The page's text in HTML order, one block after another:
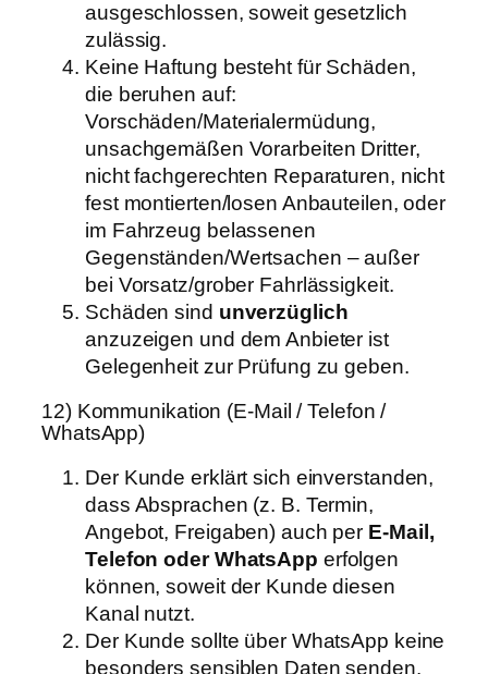
ausgeschlossen, soweit gesetzlich
zulässig.
Keine Haftung besteht für Schäden,
die beruhen auf:
Vorschäden/Materialermüdung,
unsachgemäßen Vorarbeiten Dritter,
nicht fachgerechten Reparaturen, nicht
fest montierten/losen Anbauteilen, oder
im Fahrzeug belassenen
Gegenständen/Wertsachen – außer
bei Vorsatz/grober Fahrlässigkeit.
Schäden sind unverzüglich
anzuzeigen und dem Anbieter ist
Gelegenheit zur Prüfung zu geben.
12) Kommunikation (E-Mail / Telefon /
WhatsApp)
Der Kunde erklärt sich einverstanden,
dass Absprachen (z. B. Termin,
Angebot, Freigaben) auch per E-Mail,
Telefon oder WhatsApp erfolgen
können, soweit der Kunde diesen
Kanal nutzt.
Der Kunde sollte über WhatsApp keine
besonders sensiblen Daten senden.